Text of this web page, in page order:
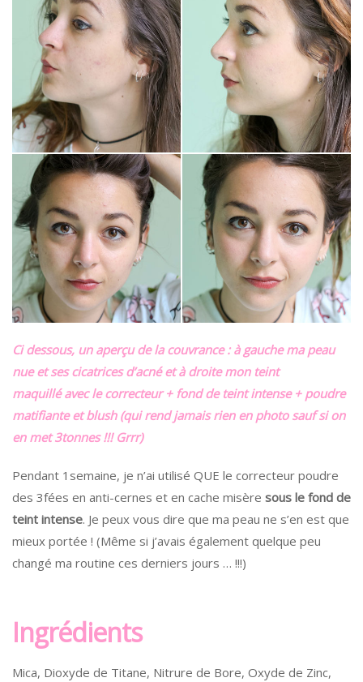
Ci dessous, un aperçu de la couvrance : à gauche ma peau
nue et ses cicatrices d’acné et à droite mon teint
maquillé avec le correcteur + fond de teint intense + poudre
matifiante et blush (qui rend jamais rien en photo sauf si on
en met 3tonnes !!! Grrr)
Pendant 1semaine, je n’ai utilisé QUE le correcteur poudre
des 3fées en anti-cernes et en cache misère sous le fond de
teint intense. Je peux vous dire que ma peau ne s’en est que
mieux portée ! (Même si j’avais également quelque peu
changé ma routine ces derniers jours … !!!)
Ingrédients
Mica, Dioxyde de Titane, Nitrure de Bore, Oxyde de Zinc,